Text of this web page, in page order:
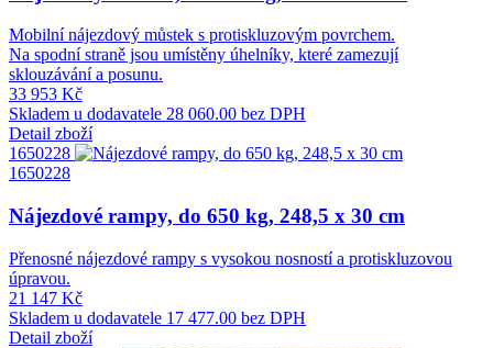
Mobilní nájezdový můstek s protiskluzovým povrchem.
Na spodní straně jsou umístěny úhelníky, které zamezují
sklouzávání a posunu.
33 953 Kč
Skladem u dodavatele 28 060.00 bez DPH
Detail zboží
1650228
1650228
Nájezdové rampy, do 650 kg, 248,5 x 30 cm
Přenosné nájezdové rampy s vysokou nosností a protiskluzovou
úpravou.
21 147 Kč
Skladem u dodavatele 17 477.00 bez DPH
Detail zboží